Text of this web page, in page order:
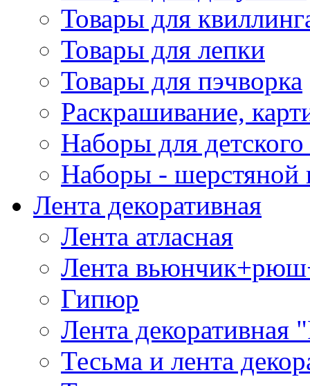
Товары для
Товары для лепки
Товары для пэчворка
Раскрашивание,
Наборы для
Наборы - шерстяной
Лента декоративная
Лента атласная
Лента
Гипюр
Лента декоративная
Тесьма и лента